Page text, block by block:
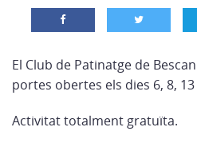
El Club de Patinatge de
portes obertes els dies 6, 8,
Activitat totalment gratuïta.